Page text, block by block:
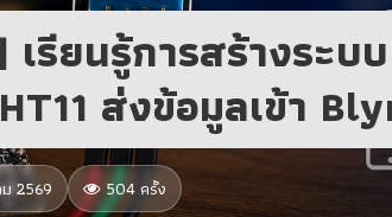
รียนรู้การสร้างระ
ส่งข้อมูลเข้า
2569 504 ครั้ง